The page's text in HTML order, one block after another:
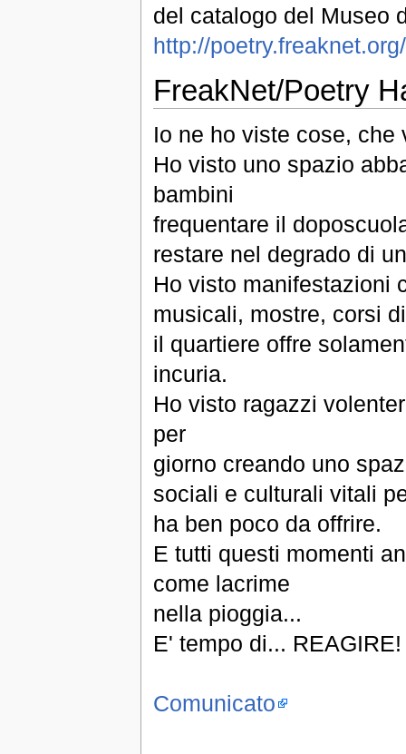
del catalogo del Museo
http://
FreakNet/Poetry
Io ne ho viste cose, che
Ho visto uno spazio
bambini
frequentare il
restare nel degrado di
Ho visto manifestazioni
musicali, mostre, corsi
il quartiere offre
incuria.
Ho visto ragazzi
per
giorno creando uno
sociali e culturali vitali
ha ben poco da offrire.
E tutti questi momenti
come lacrime
nella pioggia...
E' tempo di... REAGIRE!
Comunicato